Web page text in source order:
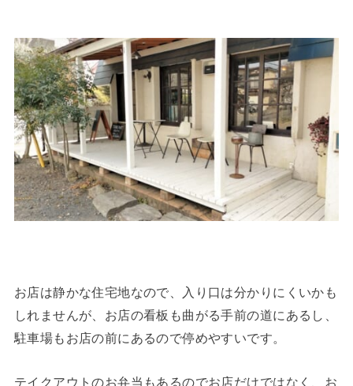
お店は静かな住宅地なので、入り口は分かりにくいかも
しれませんが、お店の看板も曲がる手前の道にあるし、
駐車場もお店の前にあるので停めやすいです。
テイクアウトのお弁当もあるのでお店だけではなく、お